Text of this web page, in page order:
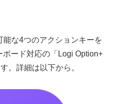
な4つのアクションキーを
ード対応の「Logi Option+
。詳細は以下から。